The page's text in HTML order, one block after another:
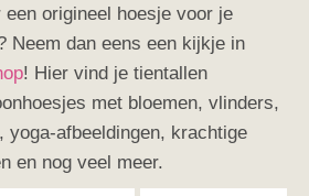
origineel hoesje voor je
Neem dan eens een kijkje in
! Hier vind je tientallen
met bloemen, vlinders,
yoga-afbeeldingen, krachtige
en nog veel meer.